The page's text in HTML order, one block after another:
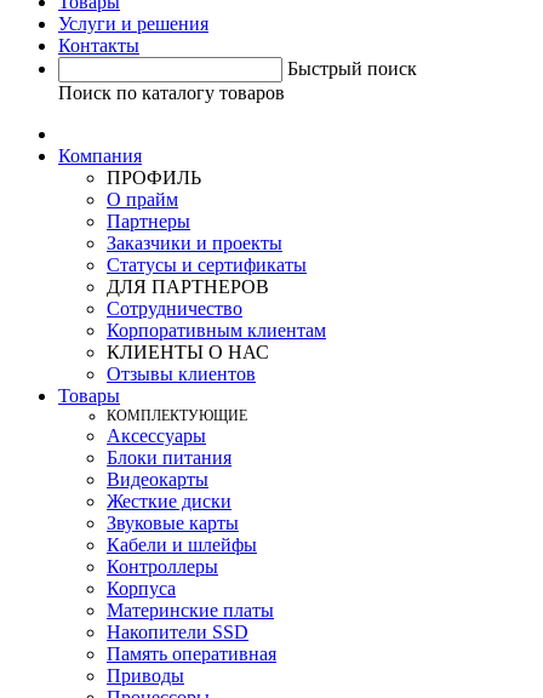
Услуги и решения
Контакты
Быстрый поиск
Поиск по каталогу товаров
Компания
ПРОФИЛЬ
О прайм
Партнеры
Заказчики и проекты
Статусы и сертификаты
ДЛЯ ПАРТНЕРОВ
Сотрудничество
Корпоративным клиентам
КЛИЕНТЫ О НАС
Отзывы клиентов
Товары
КOМПЛЕКТУЮЩИЕ
Аксессуары
Блоки питания
Видеокарты
Жесткие диски
Звуковые карты
Кабели и шлейфы
Контроллеры
Корпуса
Материнские платы
Накопители SSD
Память оперативная
Приводы